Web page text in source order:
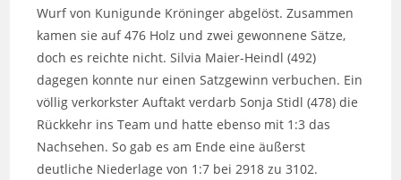
Wurf von Kunigunde Kröninger abgelöst. Zusammen
kamen sie auf 476 Holz und zwei gewonnene Sätze,
doch es reichte nicht. Silvia Maier-Heindl (492)
dagegen konnte nur einen Satzgewinn verbuchen. Ein
völlig verkorkster Auftakt verdarb Sonja Stidl (478) die
Rückkehr ins Team und hatte ebenso mit 1:3 das
Nachsehen. So gab es am Ende eine äußerst
deutliche Niederlage von 1:7 bei 2918 zu 3102.